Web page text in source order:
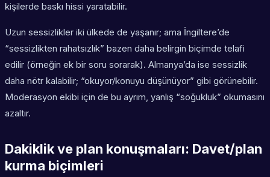
kişilerde baskı hissi yaratabilir.
Uzun sessizlikler iki ülkede de yaşanır; ama İngiltere’de
“sessizlikten rahatsızlık” bazen daha belirgin biçimde telafi
edilir (örneğin ek bir soru sorarak). Almanya’da ise sessizlik
daha nötr kalabilir; “okuyor/konuyu düşünüyor” gibi görünebilir.
Moderasyon ekibi için de bu ayrım, yanlış “soğukluk” okumasını
azaltır.
Dakiklik ve plan konuşmaları: Davet/plan
kurma biçimleri